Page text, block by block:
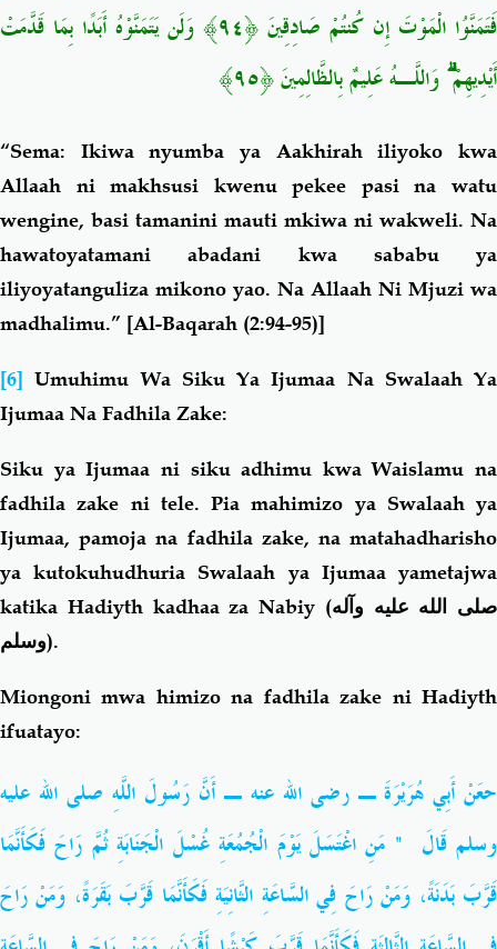
فَتَمَنَّوُا الْمَوْتَ إِن كُنتُمْ صَادِقِينَ ﴿٩٤﴾ وَلَن يَتَمَنَّوْهُ أَبَدًا بِمَا قَدَّمَتْ
أَيْدِيهِمْ ۗ وَاللَّـهُ عَلِيمٌ بِالظَّالِمِينَ ﴿٩٥﴾
“Sema: Ikiwa nyumba ya Aakhirah iliyoko kwa
Allaah ni makhsusi kwenu pekee pasi na watu
wengine, basi tamanini mauti mkiwa ni wakweli. Na
hawatoyatamani abadani kwa sababu ya
iliyoyatanguliza mikono yao. Na Allaah Ni Mjuzi wa
madhalimu.” [Al-Baqarah (2:94-95)]
[6] Umuhimu Wa Siku Ya Ijumaa Na Swalaah Ya
Ijumaa Na Fadhila Zake:
Siku ya Ijumaa ni siku adhimu kwa Waislamu na
fadhila zake ni tele. Pia mahimizo ya Swalaah ya
Ijumaa, pamoja na fadhila zake, na matahadharisho
ya kutokuhudhuria Swalaah ya Ijumaa yametajwa
katika Hadiyth kadhaa za Nabiy (صلى الله عليه وآله
وسلم).
Miongoni mwa himizo na fadhila zake ni Hadiyth
ifuatayo:
حعَنْ أَبِي هُرَيْرَةَ ـ رضى الله عنه ـ أَنَّ رَسُولَ اللَّهِ صلى الله عليه
وسلم قَالَ ‏ "‏ مَنِ اغْتَسَلَ يَوْمَ الْجُمُعَةِ غُسْلَ الْجَنَابَةِ ثُمَّ رَاحَ فَكَأَنَّمَا
قَرَّبَ بَدَنَةً، وَمَنْ رَاحَ فِي السَّاعَةِ الثَّانِيَةِ فَكَأَنَّمَا قَرَّبَ بَقَرَةً، وَمَنْ رَاحَ